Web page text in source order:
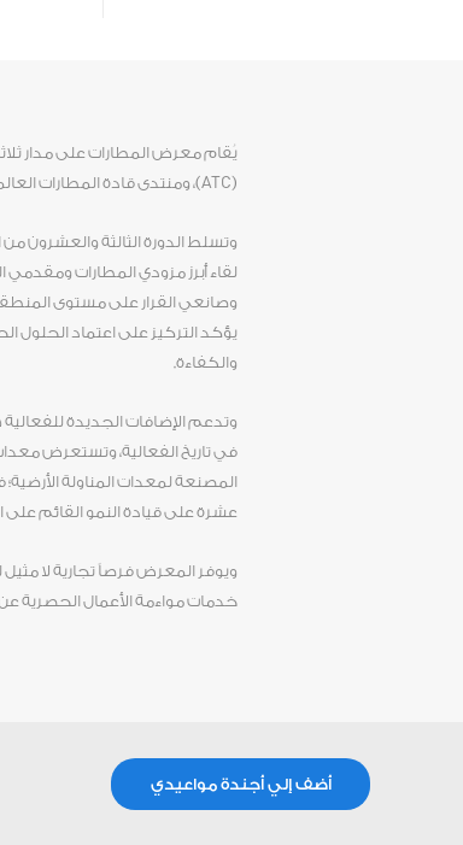
يُقام معرض المطارات على مدار
(ATC)، ومنتدى قادة المطارات العالمية، ومعرض أمن المطارات.
وتسلط الدورة الثالثة والعشرون
لقاء أبرز مزودي المطارات ومقدمي
وصانعي القرار على مستوى
يؤكد التركيز على اعتماد الحلول
والكفاءة.
وتدعم الإضافات الجديدة للفعالية
في تاريخ الفعالية، وتستعرض
المصنعة لمعدات المناولة
عشرة على قيادة النمو القائم على
ويوفر المعرض فرصاً تجارية لا
خدمات مواءمة الأعمال الحصرية
أضف إلي أجندة مواعيدي